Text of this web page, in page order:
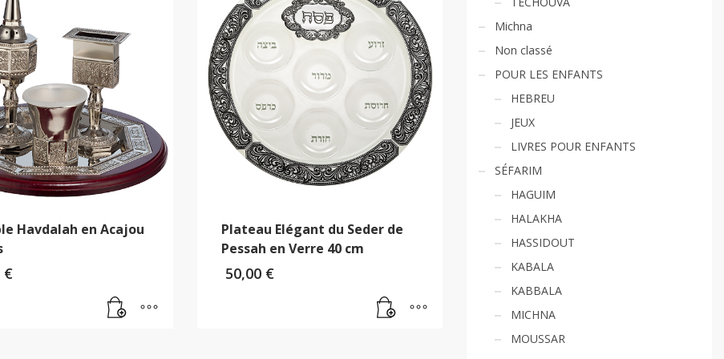
Havdalah en Acajou
€
Plateau Elégant du Seder de
Pessah en Verre 40 cm
50,00 €
Michna
Non classé
POUR LES ENFANTS
HEBREU
JEUX
LIVRES POUR ENFANTS
SÉFARIM
HAGUIM
HALAKHA
HASSIDOUT
KABALA
KABBALA
MICHNA
MOUSSAR